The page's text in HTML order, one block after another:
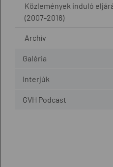
Közlemények induló
(2007-2016)
Archív
Galéria
Interjúk
GVH Podcast